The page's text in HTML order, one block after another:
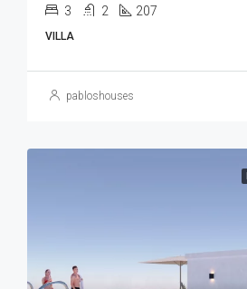
3 2 207
VILLA
pabloshouses